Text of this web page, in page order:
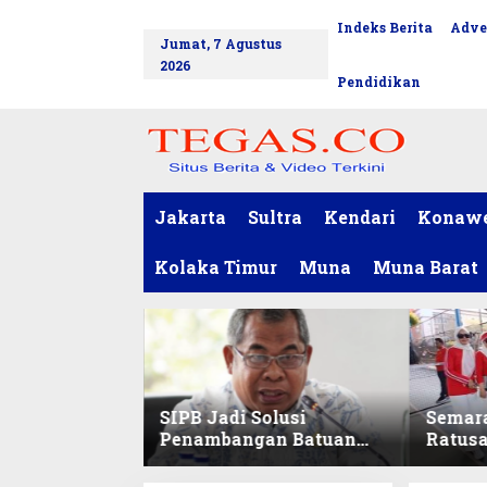
Jumat, 7 Agustus
2026
Indeks Berita
Pendidikan
Jakarta Sultra Kendari
Kolaka Timur Muna Muna Barat
SIPB Jadi Solusi
Penambangan Batuan
Komoditas ex-Golongan